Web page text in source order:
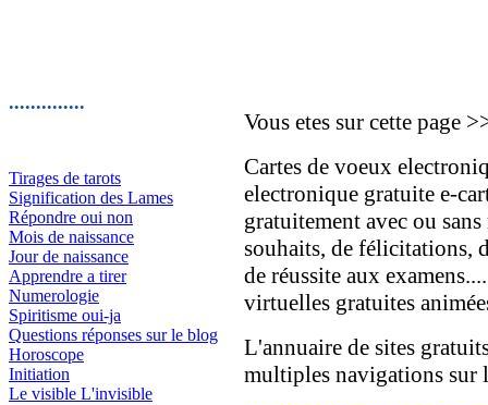
..............
Tirages de tarots
Signification des Lames
Répondre oui non
Mois de naissance
Jour de naissance
Apprendre a tirer
Numerologie
Spiritisme oui-ja
Questions réponses sur le blog
Horoscope
Initiation
Le visible L'invisible
Vous etes sur cette page
Cartes de voeux
electronique gratuite e-
gratuitement avec ou
souhaits, de félicitations,
de réussite aux
virtuelles gratuites
L'annuaire de sites
multiples navigations sur